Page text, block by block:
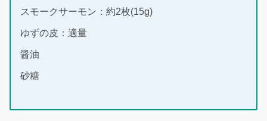
スモークサーモン：約2枚(15g)
ゆずの皮：適量
醤油
砂糖